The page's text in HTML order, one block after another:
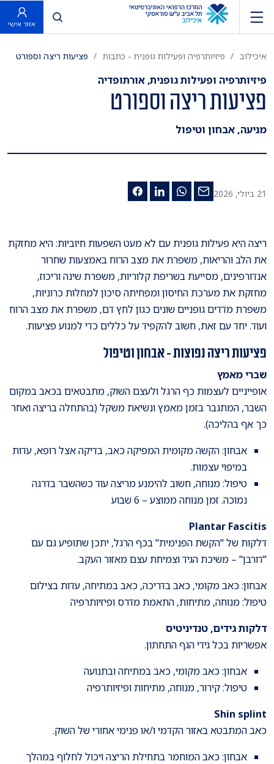
פתח חיפוש
אזור אישי
איכילוב פיזיותרפיה ופעילות גופנית - כתבות פציעות ריצה וספורט
פיזיותרפיה ופעילות גופנית, אורתופדיה
פציעות ריצה וספורט
מניעה, אבחון וטיפול
21 ביולי, 2026
ריצה היא פעילות גופנית עם לא מעט השפעות חיוביות: היא מחזקת
את הלב והריאות, משפרת את מצב הרוח באמצעות שחרור
אנדורפינים, מסייעת בשריפת קלוריות, משפרת שינה וריכוז,
מחזקת את מערכת החיסון ומפחיתה סיכון למחלות כרוניות,
משפרת מדדים גופניים שונים כגון לחץ דם, משפרת את מצב הרוח
ועוד. יחד עם זאת, חשוב להקפיד על כללים כדי למנוע פציעות.
פציעות ריצה נפוצות - אבחון וטיפול
שברי מאמץ
אופייניים לעצמות כף הרגל ולעצם השוק, מתבטאים בכאב במקום
השבר, המתגבר בזמן מאמץ ונשיאת משקל (בהתחלה בריצה ואחר
כך אף בהליכה).
אבחון: הקשה מקומית המפיקה כאב, בדיקה אצל רופא, עדות
במיפוי עצמות.
טיפול: מנוחה, חשוב להימנע מריצה עוד כשהשבר בדרגה
נמוכה. זמן מנוחה ממוצע – 6 שבוע
Plantar Fascitis
דלקות של "הקשת הפנימית" בכף הרגל, יתכן שתופיע גם עם
"דורבן" – משיכת הגיד וצמיחת עצם מאזור העקב.
אבחון: כאב מקומי, כאב בדריכה, כאב במתיחה, עדות בצילום
טיפול: מנוחה, מתיחות, התאמת מדרס ופיזיותרפיה
דלקות גידים, טנדיניטיס
אפשריות בכל גידי הגף התחתון.
אבחון: כאב מקומי, כאב במתיחה ובתנועה
טיפול: קירור, מנוחה, מתיחות ופיזיותרפיה
Shin splint
כאב המתבטא באזור הקדמי ו/או פנימי אחורי של השוק.
אבחון: כאב המוחמר בתחילת הריצה ויכול לחלוף במהלך